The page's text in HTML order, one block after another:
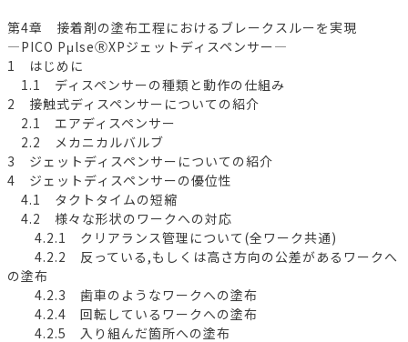
第4章 接着剤の塗布工程におけるブレークスルーを実現
―PICO PμlseⓇXPジェットディスペンサー―
1 はじめに
1.1 ディスペンサーの種類と動作の仕組み
2 接触式ディスペンサーについての紹介
2.1 エアディスペンサー
2.2 メカニカルバルブ
3 ジェットディスペンサーについての紹介
4 ジェットディスペンサーの優位性
4.1 タクトタイムの短縮
4.2 様々な形状のワークへの対応
4.2.1 クリアランス管理について(全ワーク共通)
4.2.2 反っている,もしくは高さ方向の公差があるワークへ
の塗布
4.2.3 歯車のようなワークへの塗布
4.2.4 回転しているワークへの塗布
4.2.5 入り組んだ箇所への塗布